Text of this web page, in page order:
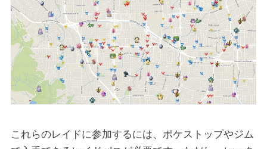
これらのレイドに参加するには、ポケストップやジム